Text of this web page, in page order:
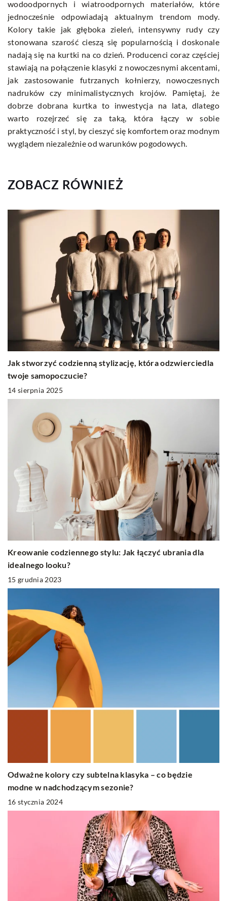
wodoodpornych i wiatroodpornych materiałów, które
jednocześnie odpowiadają aktualnym trendom mody.
Kolory takie jak głęboka zieleń, intensywny rudy czy
stonowana szarość cieszą się popularnością i doskonale
nadają się na kurtki na co dzień. Producenci coraz częściej
stawiają na połączenie klasyki z nowoczesnymi akcentami,
jak zastosowanie futrzanych kołnierzy, nowoczesnych
nadruków czy minimalistycznych krojów. Pamiętaj, że
dobrze dobrana kurtka to inwestycja na lata, dlatego
warto rozejrzeć się za taką, która łączy w sobie
praktyczność i styl, by cieszyć się komfortem oraz modnym
wyglądem niezależnie od warunków pogodowych.
ZOBACZ RÓWNIEŻ
Jak stworzyć codzienną stylizację, która odzwierciedla
twoje samopoczucie?
14 sierpnia 2025
Kreowanie codziennego stylu: Jak łączyć ubrania dla
idealnego looku?
15 grudnia 2023
Odważne kolory czy subtelna klasyka – co będzie
modne w nadchodzącym sezonie?
16 stycznia 2024